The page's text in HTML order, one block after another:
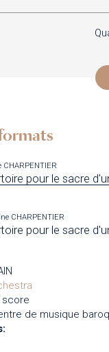
pour le sacre
CHARPENTIER
pour le sacre
score
de musique